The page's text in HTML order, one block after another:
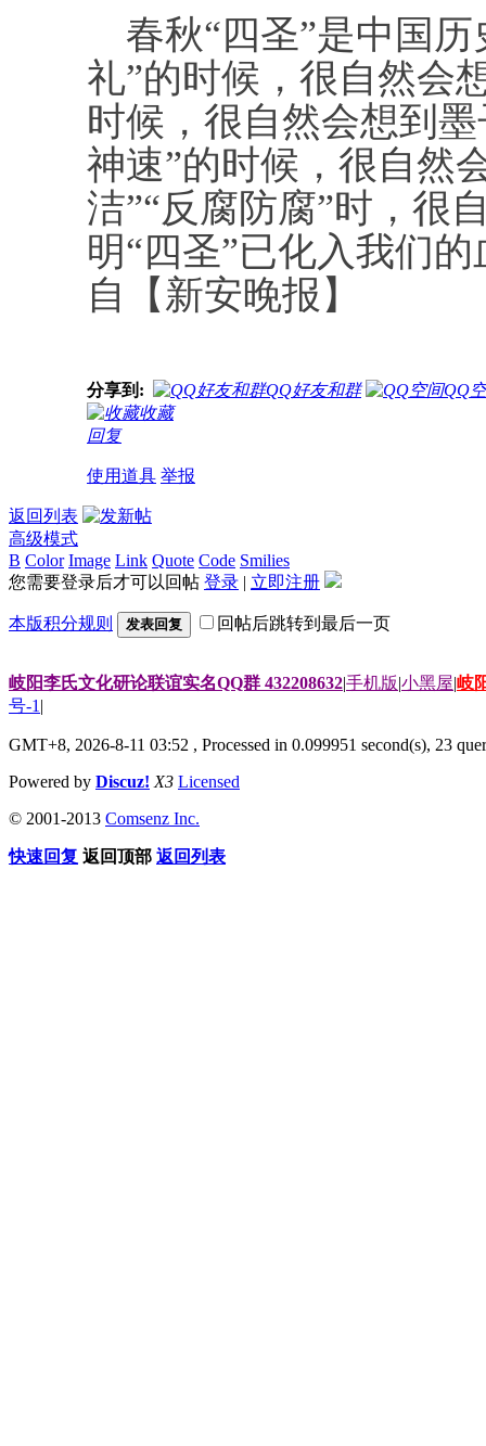
春秋“四圣”是中国历
礼”的时候，很自然会
时候，很自然会想到
神速”的时候，很自然
洁”“反腐防腐”时，很
明“四圣”已化入我们
自【新安晚报】
分享到: QQ好友和群
QQ
收藏
回复
使用道具 举报
返回列表
高级模式
B Color Image Link Quote Code Smilies
您需要登录后才可以回帖 登录 | 立即注册
本版积分规则 发表回复 回帖后跳转到最后一页
岐阳李氏文化研论联谊实名QQ群 432208632|手机版|小黑屋|岐
号-1 |
GMT+8, 2026-8-11 03:52 , Processed in 0.099951 second(s), 23
Powered by Discuz! X3 Licensed
© 2001-2013 Comsenz Inc.
快速回复 返回顶部 返回列表